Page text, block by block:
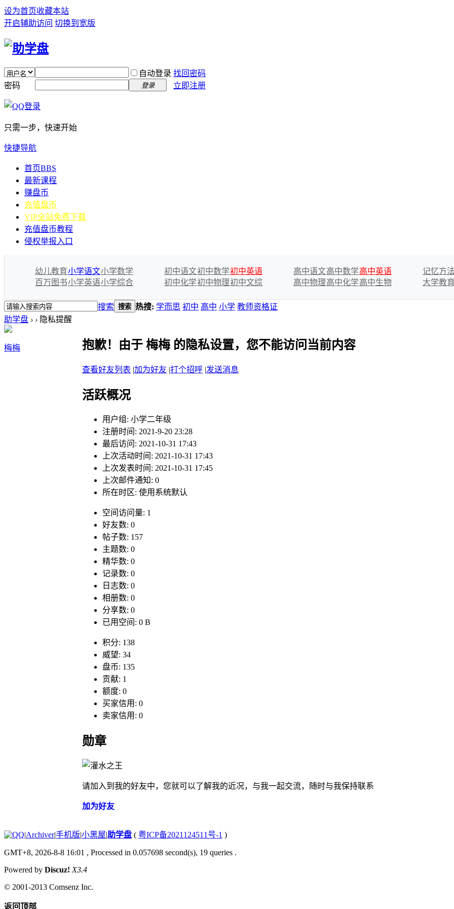
设为首页收藏本站
开启辅助访问 切换到宽版
自动登录 找回密码
密码
登录 立即注册
只需一步，快速开始
快捷导航
首页BBS
最新课程
赚盘币
充值盘币
VIP全站免费下载
充值盘币教程
侵权举报入口
幼儿教育小学语文小学数学
百万图书小学英语小学综合
初中语文初中数学初中英语
初中化学初中物理初中文综
高中语文高中数学高中英语
高中物理高中化学高中生物
记忆方法
大学教育
搜索 搜索 热搜: 学而思 初中 高中 小学 教师资格证
助学盘 › › 隐私提醒
梅梅 抱歉！由于 梅梅 的隐私设置，您不能访问当前内容
查看好友列表 |加为好友 |打个招呼 |发送消息
活跃概况
用户组: 小学二年级
注册时间: 2021-9-20 23:28
最后访问: 2021-10-31 17:43
上次活动时间: 2021-10-31 17:43
上次发表时间: 2021-10-31 17:45
上次邮件通知: 0
所在时区: 使用系统默认
空间访问量: 1
好友数: 0
帖子数: 157
主题数: 0
精华数: 0
记录数: 0
日志数: 0
相册数: 0
分享数: 0
已用空间: 0 B
积分: 138
威望: 34
盘币: 135
贡献: 1
额度: 0
买家信用: 0
卖家信用: 0
勋章
请加入到我的好友中，您就可以了解我的近况，与我一起交流，随时与我保持联系
加为好友
|Archiver|手机版|小黑屋|助学盘 ( 粤ICP备2021124511号-1 )
GMT+8, 2026-8-8 16:01 , Processed in 0.057698 second(s), 19 queries .
Powered by Discuz! X3.4
© 2001-2013 Comsenz Inc.
返回顶部